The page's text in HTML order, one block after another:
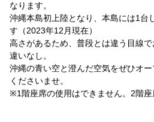
なります。
沖縄本島初上陸となり、本島には1台
す（2023年12月現在）
高さがあるため、普段とは違う目線
違いなし。
沖縄の青い空と澄んだ空気をぜひオ
くださいませ。
※1階座席の使用はできません。2階座